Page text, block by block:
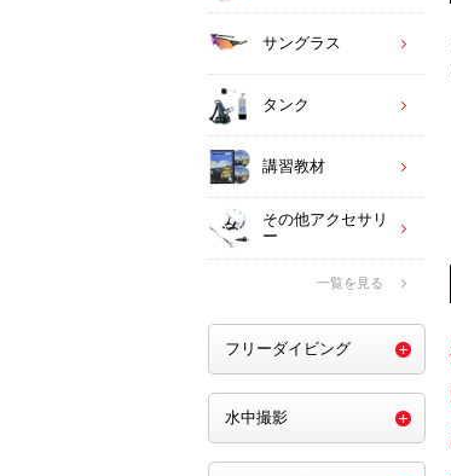
サングラス
タンク
講習教材
その他アクセサリ
ー
一覧を見る
フリーダイビング
水中撮影